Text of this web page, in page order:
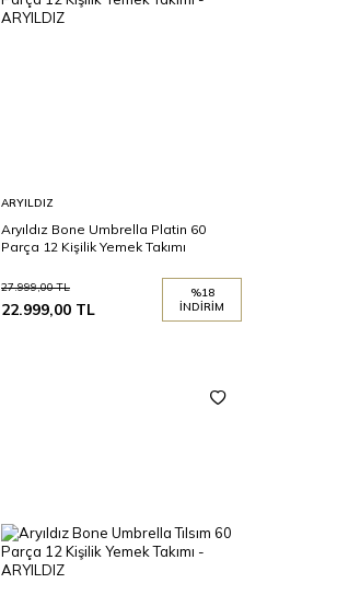
ARYILDIZ
Aryıldız Bone Umbrella Platin 60
Parça 12 Kişilik Yemek Takımı
27.999,00TL
22.999,00 TL
%18
İNDIRIM